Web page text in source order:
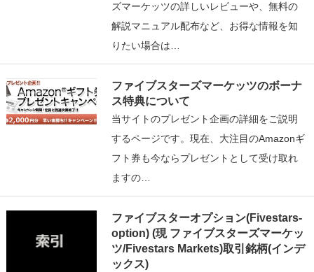
ズマーケッツの詳しいレビューや、無料の
解説マニュアル配布など、お得な情報を知
りたい場合は…
ファイブスターズマーケッツのボーナ
ス特典について
当サイトのプレゼント企画の詳細をご説明
するページです。現在、大注目のAmazonギ
フト券も今ならプレゼントとして受け取れ
ますの…
ファイブスターオプション(Fivestars-
option) (現 ファイブスターズマーケッ
ツ/Fivestars Markets)取引銘柄(インデ
ックス)